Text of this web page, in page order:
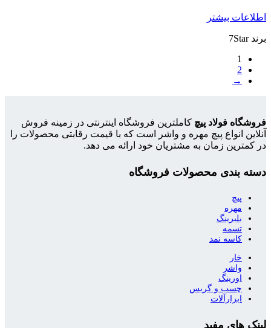
اطلاعات بیشتر
برند 7Star
1
2
→
فروشگاه فولاد پیچ کاملترین فروشگاه اینترنتی در زمینه فروش
آنلاین انواع پیچ مهره و واشر است که با قیمت رقابتی محصولات را
در کمترین زمان به مشتریان خود ارائه می دهد.
دسته بندی محصولات فروشگاه
پیچ
مهره
بلبرینگ
تسمه
کاسه نمد
خار
واشر
اورینگ
چسب و گریس
ابزارآلات
لینک های مفید